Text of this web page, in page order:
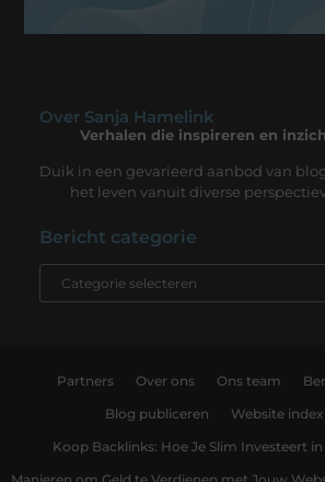
Over Sanja Hamelink
Verhalen die inspireren en
Duik in een gevarieerd aanbod van
het leven vanuit diverse
Bericht categorie
Partners Over ons Ons team
Blog publiceren Website index
Koop Backlinks: Hoe Je Slim Investeert